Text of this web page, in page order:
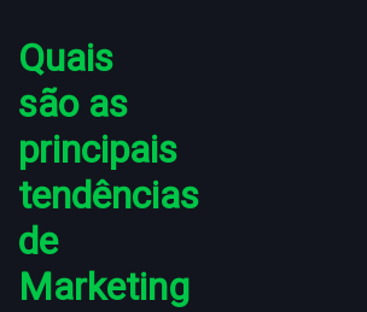
Quais
são as
principais
tendências
de
Marketing